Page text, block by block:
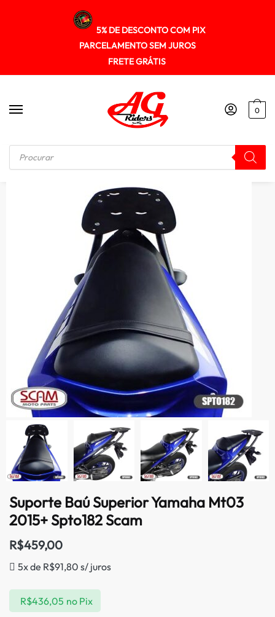
5% DE DESCONTO COM PIX
PARCELAMENTO SEM JUROS
FRETE GRÁTIS
0
Início / SUPORTE DE BAU Suporte Baú Superior Yamaha Mt03 2015+ Spto182 Scam
Suporte Baú Superior Yamaha Mt03
2015+ Spto182 Scam
R$459,00
5x de R$91,80 s/ juros
R$436,05 no Pix